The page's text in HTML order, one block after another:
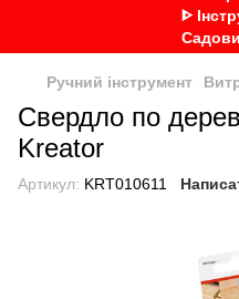
Ручний інструмент
Свердло по
Kreator
Артикул: KRT010611